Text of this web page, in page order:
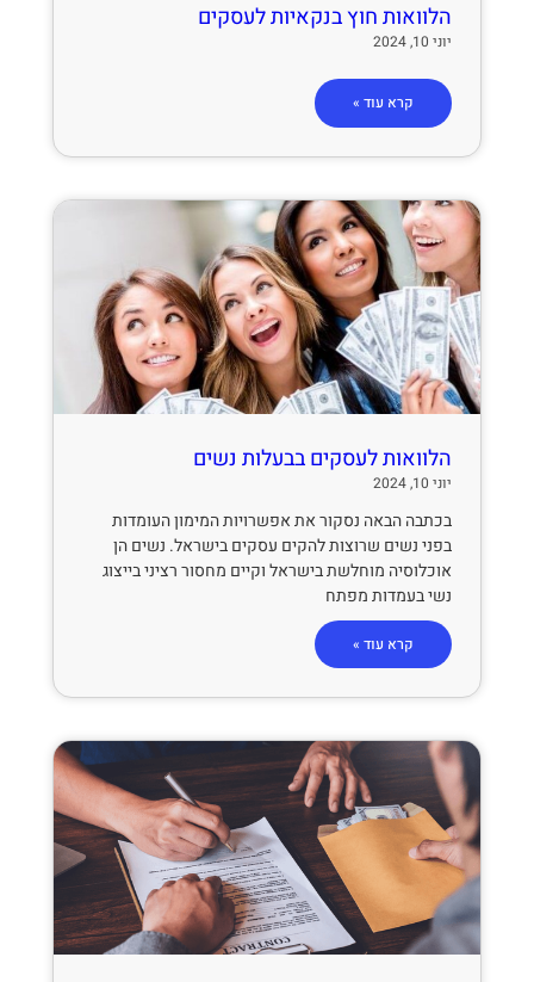
הלוואות חוץ בנקאיות לעסקים
יוני 10, 2024
קרא עוד »
הלוואות לעסקים בבעלות נשים
יוני 10, 2024
בכתבה הבאה נסקור את אפשרויות המימון העומדות
בפני נשים שרוצות להקים עסקים בישראל. נשים הן
אוכלוסיה מוחלשת בישראל וקיים מחסור רציני בייצוג
נשי בעמדות מפתח
קרא עוד »